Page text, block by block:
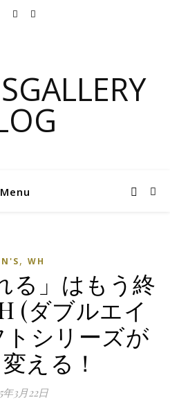
Menu
, WH
る」はもう終
(ダブルエイ
シリーズが
える！
年3月22日